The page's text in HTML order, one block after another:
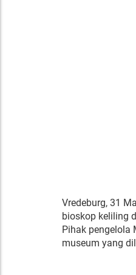
Vredeburg, 31
bioskop keliling
Pihak pengelola
museum yang